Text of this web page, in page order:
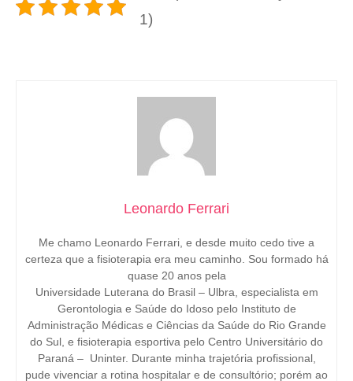
1)
Leonardo Ferrari
Me chamo Leonardo Ferrari, e desde muito cedo tive a
certeza que a fisioterapia era meu caminho. Sou formado há
quase 20 anos pela
Universidade Luterana do Brasil – Ulbra, especialista em
Gerontologia e Saúde do Idoso pelo Instituto de
Administração Médicas e Ciências da Saúde do Rio Grande
do Sul, e fisioterapia esportiva pelo Centro Universitário do
Paraná – Uninter. Durante minha trajetória profissional,
pude vivenciar a rotina hospitalar e de consultório; porém ao